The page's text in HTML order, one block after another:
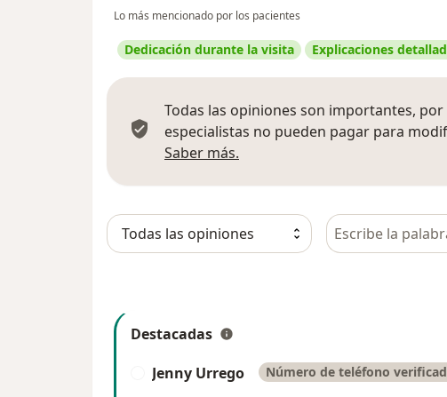
Lo más mencionado por los pacientes
Dedicación durante la visita Explicaciones
Todas las opiniones son importantes,
especialistas no pueden pagar para
Saber más.
Busca en
Destacadas
Jenny Urrego Número de teléfono